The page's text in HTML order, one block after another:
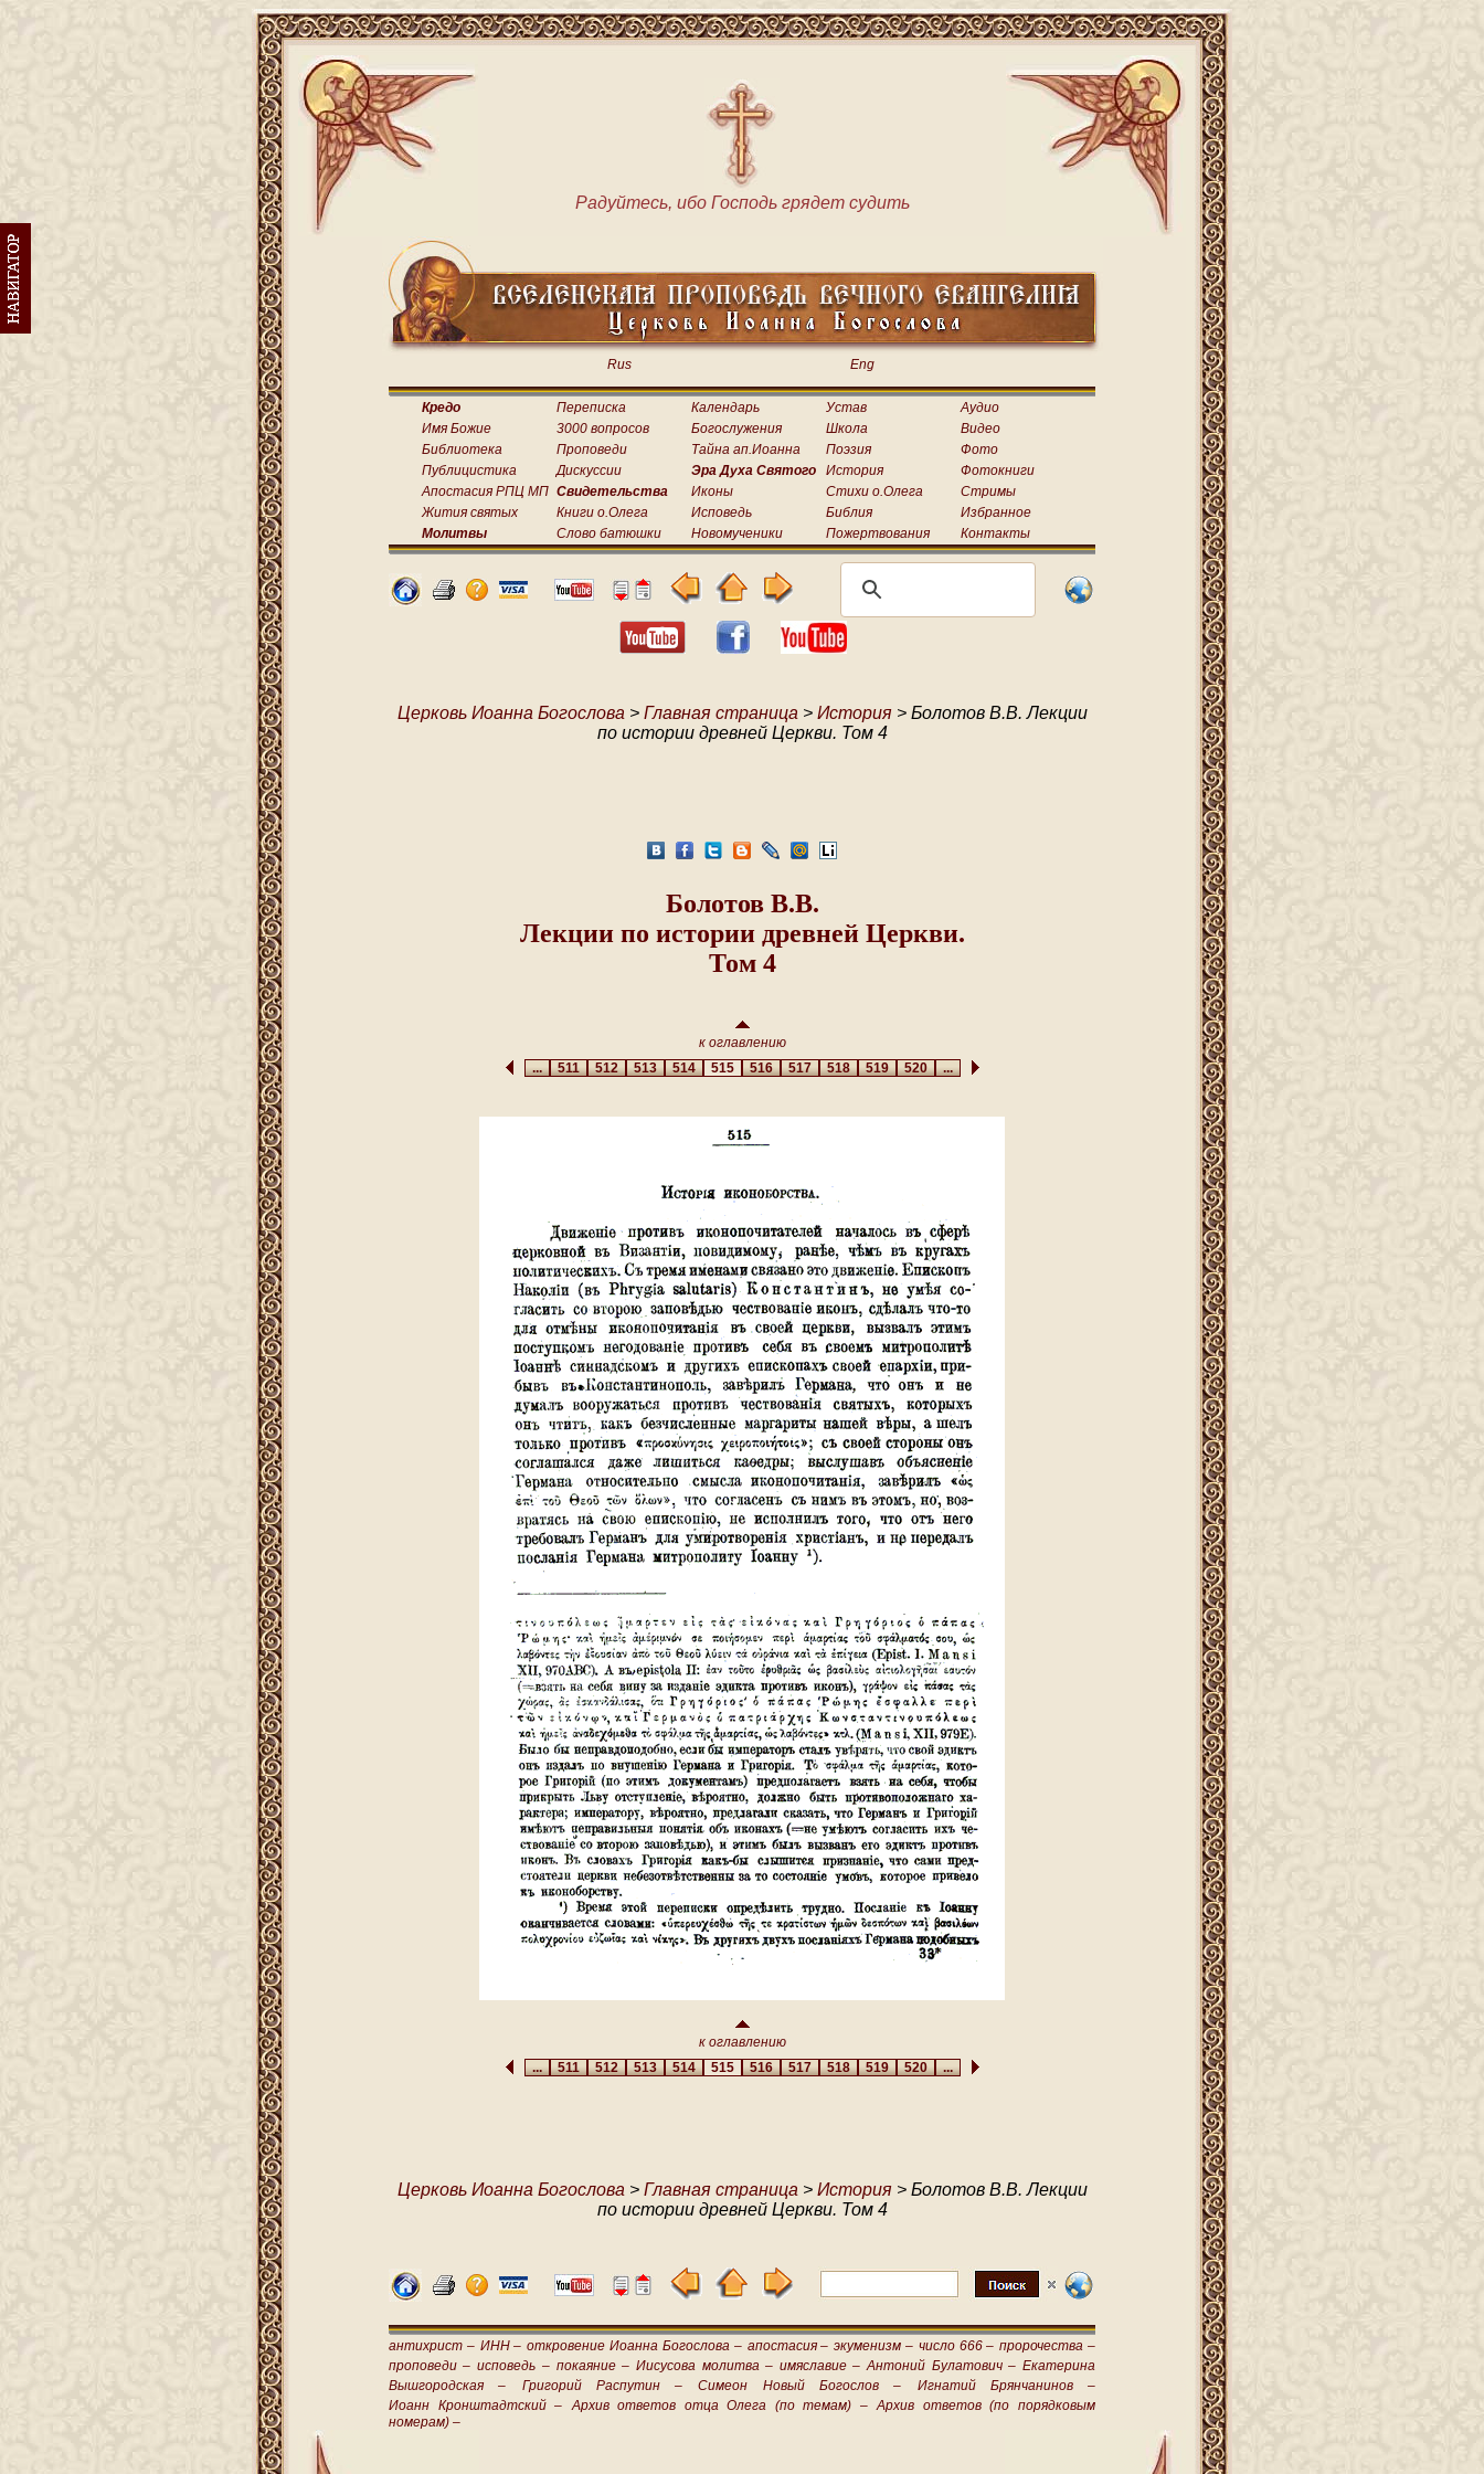
Радуйтесь, ибо Господь грядет судить
Rus Eng
Кредо Переписка Календарь Устав
Аудио
Имя Божие
3000 вопросов Богослужения Школа
Видео
Библиотека
Проповеди Тайна ап.Иоанна Поэзия
Фото
Публицистика
Дискуссии Эра Духа Святого История
Фотокниги
Апостасия РПЦ МП Свидетельства Иконы Стихи о.Олега
Стримы
Жития святых
Книги о.Олега Исповедь Библия
Избранное
Молитвы
Слово батюшки Новомученики Пожертвования Контакты
Церковь Иоанна Богослова > Главная страница > История> Болотов В.В. Лекции
по истории древней Церкви. Том 4
Болотов В.В.
Лекции по истории древней Церкви.
Том 4
к оглавлению
...511512513514 515 516517518519520...
к оглавлению
...511512513514 515 516517518519520...
Церковь Иоанна Богослова > Главная страница > История> Болотов В.В. Лекции
по истории древней Церкви. Том 4
антихрист – ИНН – откровение Иоанна Богослова – апостасия – экуменизм – число 666 – пророчества –
проповеди – исповедь – покаяние – Иисусова молитва – имяславие – Антоний Булатович – Екатерина
Вышгородская –
Григорий Распутин – Симеон Новый Богослов –
Игнатий Брянчанинов –
Иоанн Кронштадтский –
Архив ответов отца Олега (по темам) –
Архив ответов (по порядковым
номерам) –